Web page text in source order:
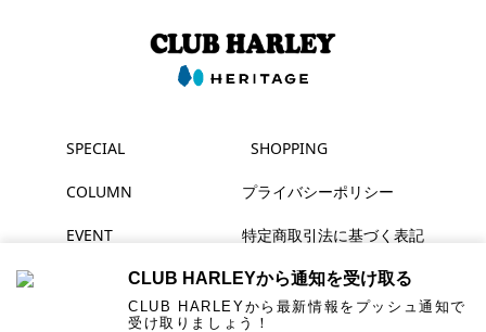
SPECIAL
COLUMN
EVENT
MAGAZINE
SHOPPING
プライバシーポリシー
特定商取引法に基づく表記
CLUB HARLEYから通知を受け取る
CLUB HARLEYから最新情報をプッシュ通知で
受け取りましょう！